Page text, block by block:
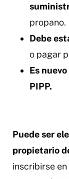
propano.
Debe
o pagar
Es
PIPP.
Puede ser
propietario
inscribirse